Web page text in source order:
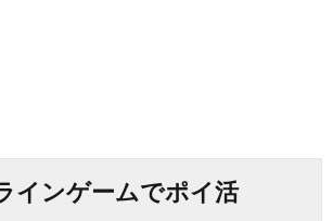
インゲームでポイ活